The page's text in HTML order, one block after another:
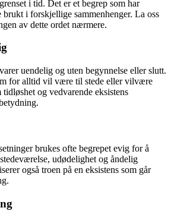
i tid. Det er et begrep som har
i forskjellige sammenhenger. La oss
av dette ordet nærmere.
uendelig og uten begynnelse eller slutt.
for alltid vil være til stede eller vilvære
og vedvarende eksistens
brukes ofte begrepet evig for å
udødelighet og åndelig
også troen på en eksistens som går